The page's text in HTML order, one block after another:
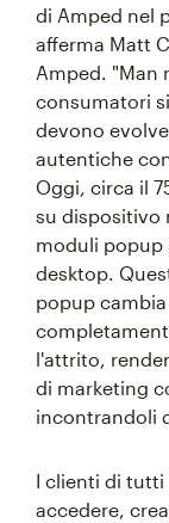
di Amped nel
afferma Matt
Amped. "Man
consumatori
devono
autentiche
Oggi, circa il
su dispositivo
moduli popup
desktop.
popup
l'attrito,
di marketing
incontrandoli
I clienti di tutti
accedere,